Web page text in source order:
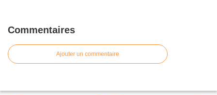
Commentaires
Ajouter un commentaire